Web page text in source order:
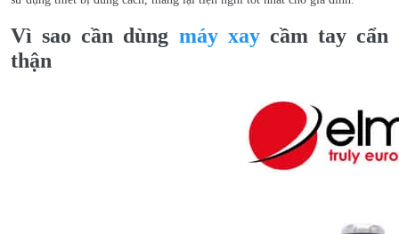
Vì sao cần dùng máy xaycầm tay cẩn
thận